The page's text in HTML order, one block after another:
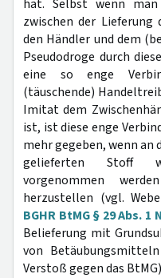
hat. Selbst wenn
zwischen der
den Händler und dem
Pseudodroge durch
eine so enge
(täuschende)
Imitat dem
ist, ist diese enge
mehr gegeben, wenn an
gelieferten Stoff
vorgenommen
herzustellen (vgl.
BGHR BtMG § 29 Abs.
Belieferung mit
von
Verstoß gegen das